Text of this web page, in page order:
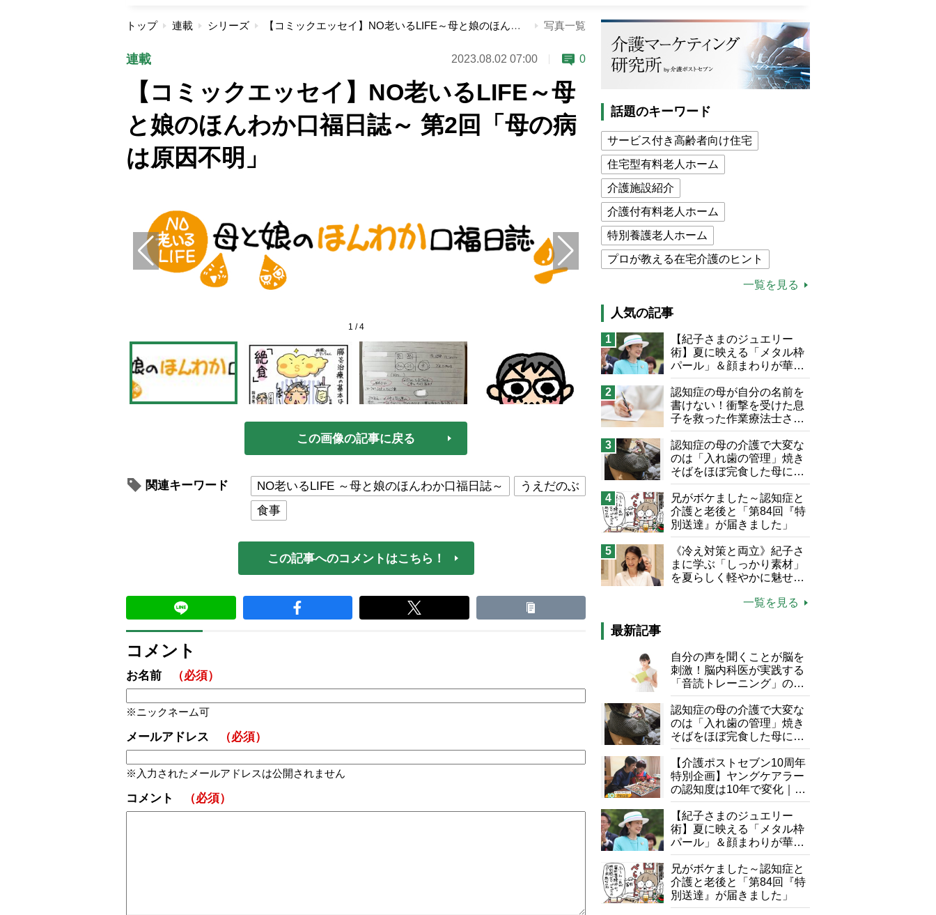
トップ 連載 シリーズ 【コミックエッセイ】NO老いるLIFE～母と娘のほんわか口福日誌～ 第2回「母の病は原因不明」 写真一覧
連載 2023.08.02 07:00 0
【コミックエッセイ】NO老いるLIFE～母
と娘のほんわか口福日誌～ 第2回「母の病
は原因不明」
1 /4
この画像の記事に戻る
関連キーワード NO老いるLIFE ～母と娘のほんわか口福日誌～
うえだのぶ
食事
この記事へのコメントはこちら！
コメント
お名前 （必須）
ニックネーム可
メールアドレス （必須）
入力されたメールアドレスは公開されません
コメント （必須）
話題のキーワード
サービス付き高齢者向け住宅
住宅型有料老人ホーム
介護施設紹介
介護付有料老人ホーム
特別養護老人ホーム
プロが教える在宅介護のヒント
介護食
高木ブー
ケアマネジャー
猫が母になつきません
息子の遠距離介護サバイバル術
兄がボケました
便利なサービス
予防法
一覧を見る
人気の記事
1
【紀子さまのジュエリー
術】夏に映える「メタル枠
パール」＆顔まわりが華や
ぐ「揺れる一粒」の使い分
け方
2
認知症の母が自分の名前を
書けない！衝撃を受けた息
子を救った作業療法士さん
の言葉
3
認知症の母の介護で大変な
のは「入れ歯の管理」焼き
そばをほぼ完食した母に息
子が血の気が引いた理由
4
兄がボケました～認知症と
介護と老後と「第84回『特
別送達』が届きました」
5
《冷え対策と両立》紀子さ
まに学ぶ「しっかり素材」
を夏らしく軽やかに魅せる
一覧を見る
最新記事
自分の声を聞くことが脳を
刺激！脳内科医が実践する
「音読トレーニング」の極
意
認知症の母の介護で大変な
のは「入れ歯の管理」焼き
そばをほぼ完食した母に息
子が血の気が引いた理由
【介護ポストセブン10周年
特別企画】ヤングケアラー
の認知度は10年で変化｜流
行語大賞にノミネート、法
律にも明記されたが果たし
て現在は？
【紀子さまのジュエリー
術】夏に映える「メタル枠
パール」＆顔まわりが華や
ぐ「揺れる一粒」の使い分
け方
兄がボケました～認知症と
介護と老後と「第84回『特
別送達』が届きました」